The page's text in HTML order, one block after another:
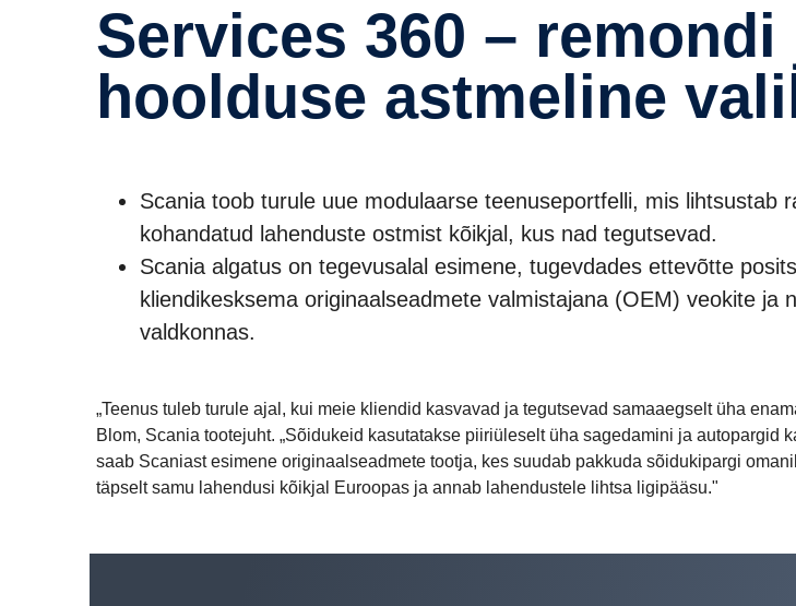
Services 360 – remondi ja
hoolduse astmeline
Scania toob turule uue modulaarse teenuseportfelli, mis lihtsustab
kohandatud lahenduste ostmist kõikjal, kus nad tegutsevad.
Scania algatus on tegevusalal esimene, tugevdades ettevõtte
kliendikesksema originaalseadmete valmistajana (OEM) veokite ja
valdkonnas.
„Teenus tuleb turule ajal, kui meie kliendid kasvavad ja tegutsevad samaaegselt üha
Blom, Scania tootejuht. „Sõidukeid kasutatakse piiriüleselt üha sagedamini ja autopargid
saab Scaniast esimene originaalseadmete tootja, kes suudab pakkuda sõidukipargi
täpselt samu lahendusi kõikjal Euroopas ja annab lahendustele lihtsa ligipääsu."